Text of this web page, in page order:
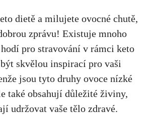
dietě⁢ a ​milujete ovocné chutě,⁢
zprávu! Existuje mnoho
pro stravování v rámci keto
skvělou inspirací pro vaši
jsou tyto druhy ovoce nízké
také obsahují důležité živiny,
udržovat vaše tělo zdravé.